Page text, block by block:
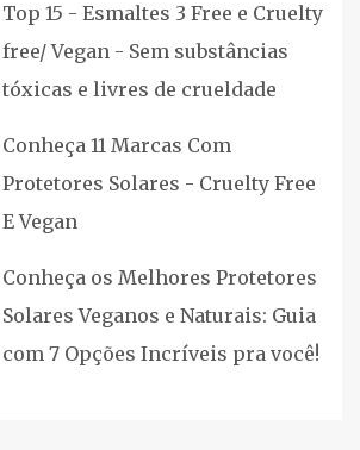
Top 15 - Esmaltes 3 Free e Cruelty
free/ Vegan - Sem substâncias
tóxicas e livres de crueldade
Conheça 11 Marcas Com
Protetores Solares - Cruelty Free
E Vegan
Conheça os Melhores Protetores
Solares Veganos e Naturais: Guia
com 7 Opções Incríveis pra você!